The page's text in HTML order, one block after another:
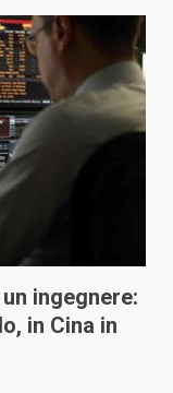
ingegnere:
in Cina in